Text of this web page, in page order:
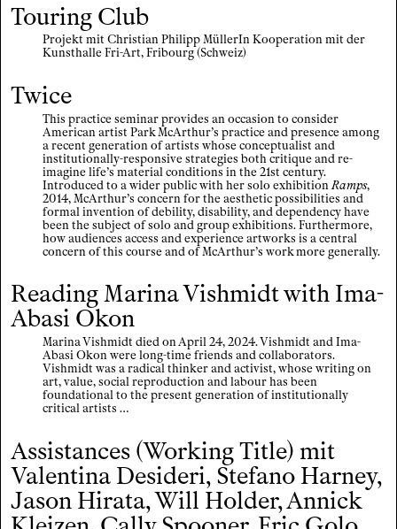
Touring Club
Projekt mit Christian Philipp MüllerIn Kooperation mit der
Kunsthalle Fri-Art, Fribourg (Schweiz)
Twice
This practice seminar provides an occasion to consider
American artist Park McArthur’s practice and presence among
a recent generation of artists whose conceptualist and
institutionally-responsive strategies both critique and re-
imagine life’s material conditions in the 21st century.
Introduced to a wider public with her solo exhibition Ramps,
2014, McArthur’s concern for the aesthetic possibilities and
formal invention of debility, disability, and dependency have
been the subject of solo and group exhibitions. Furthermore,
how audiences access and experience artworks is a central
concern of this course and of McArthur’s work more generally.
Reading Marina Vishmidt with Ima-
Abasi Okon
Marina Vishmidt died on April 24, 2024. Vishmidt and Ima-
Abasi Okon were long-time friends and collaborators.
Vishmidt was a radical thinker and activist, whose writing on
art, value, social reproduction and labour has been
foundational to the present generation of institutionally
critical artists …
Assistances (Working Title) mit
Valentina Desideri, Stefano Harney,
Jason Hirata, Will Holder, Annick